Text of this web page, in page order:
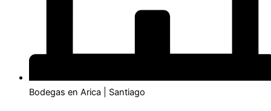
Bodegas en Arica | Santiago